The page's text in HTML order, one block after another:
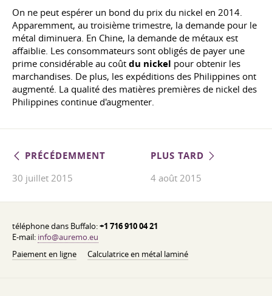
On ne peut espérer un bond du prix du nickel en 2014.
Apparemment, au troisième trimestre, la demande pour le
métal diminuera. En Chine, la demande de métaux est
affaiblie. Les consommateurs sont obligés de payer une
prime considérable au coût du nickel pour obtenir les
marchandises. De plus, les expéditions des Philippines ont
augmenté. La qualité des matières premières de nickel des
Philippines continue d'augmenter.
PRÉCÉDEMMENT
30 juillet 2015
PLUS TARD
4 août 2015
téléphone dans Buffalo:+1 716 910 04 21
E-mail: info@auremo.eu
Paiement en ligne
Calculatrice en métal laminé